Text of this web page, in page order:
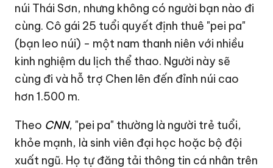
núi Thái Sơn, nhưng không có người bạn nào đi
cùng. Cô gái 25 tuổi quyết định thuê "pei pa"
(bạn leo núi) - một nam thanh niên với nhiều
kinh nghiệm du lịch thể thao. Người này sẽ
cùng đi và hỗ trợ Chen lên đến đỉnh núi cao
hơn 1.500 m.
Theo CNN, "pei pa" thường là người trẻ tuổi,
khỏe mạnh, là sinh viên đại học hoặc bộ đội
xuất ngũ. Họ tự đăng tải thông tin cá nhân trên